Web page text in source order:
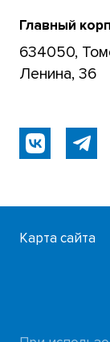
Главный
634050,
Ленина, 36
Карта сайта